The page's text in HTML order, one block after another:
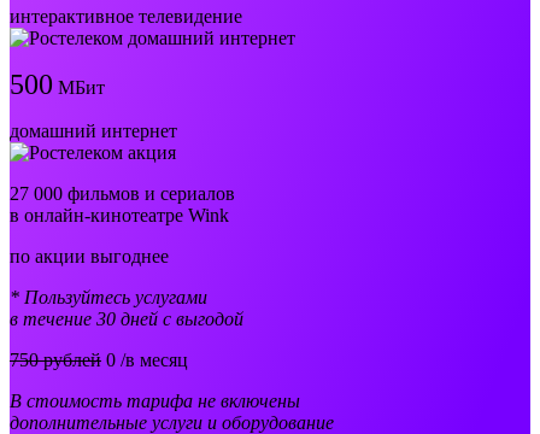
интерактивное телевидение
500 МБит
домашний интернет
27 000 фильмов и сериалов
в онлайн-кинотеатре Wink
по акции выгоднее
* Пользуйтесь услугами
в течение 30 дней с выгодой
750 рублей 0 /в месяц
В стоимость тарифа не включены
дополнительные услуги и оборудование